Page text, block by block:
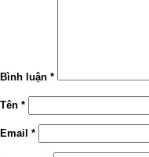
Bình luận *
Tên *
Email *